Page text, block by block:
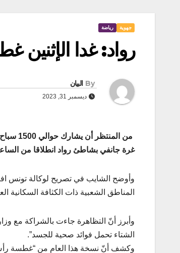
جهوية رياضة
رواد: غدا
By البيان
ديسمبر 31, 2023
غرة جانفي بشاطئ رواد انطلاقا من
وأوضح الشايب في تصريح لوكالة تونس
المناطق الشعبية ذات الكثافة السكانية
وأبرز أنّ التظاهرة جاءت بالشراكة مع
الشتاء تحمل فوائد صحية للجسد”.
وكشف أنّ نسخة هذا العام من “غطسة رأس